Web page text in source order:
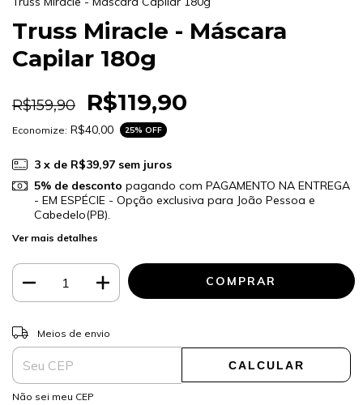
Truss Miracle - Máscara
Capilar 180g
R$159,90 R$119,90
Economize: R$40,00 25% OFF
3 x de R$39,97 sem juros
5% de desconto pagando com PAGAMENTO NA ENTREGA
- EM ESPÉCIE - Opção exclusiva para João Pessoa e
Cabedelo(PB).
Ver mais detalhes
Entregas para o CEP:
Meios de envio
CALCULAR
Não sei meu CEP